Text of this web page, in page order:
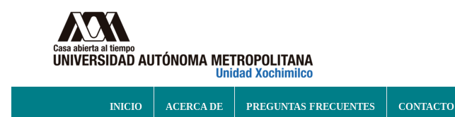
INICIO ACERCA DE PREGUNTAS FRECUENTES CONTACTO